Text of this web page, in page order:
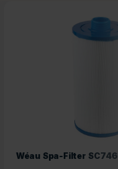
Wéau Spa-Filter SC706